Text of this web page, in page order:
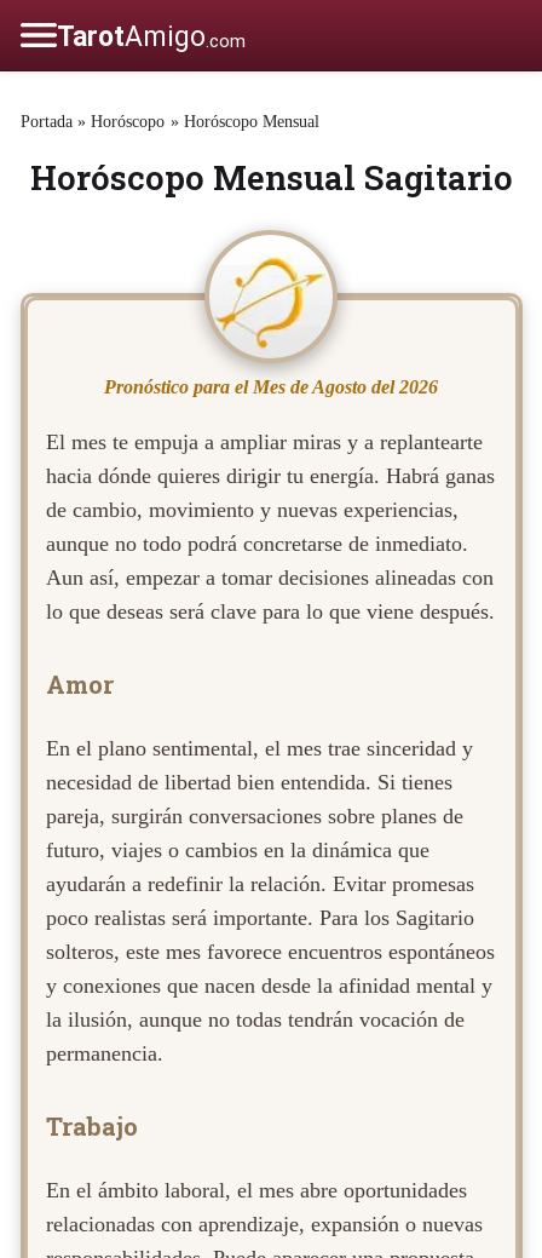
Portada » Horóscopo » Horóscopo Mensual
Horóscopo Mensual Sagitario
Pronóstico para el Mes de Agosto del 2026
El mes te empuja a ampliar miras y a replantearte
hacia dónde quieres dirigir tu energía. Habrá ganas
de cambio, movimiento y nuevas experiencias,
aunque no todo podrá concretarse de inmediato.
Aun así, empezar a tomar decisiones alineadas con
lo que deseas será clave para lo que viene después.
Amor
En el plano sentimental, el mes trae sinceridad y
necesidad de libertad bien entendida. Si tienes
pareja, surgirán conversaciones sobre planes de
futuro, viajes o cambios en la dinámica que
ayudarán a redefinir la relación. Evitar promesas
poco realistas será importante. Para los Sagitario
solteros, este mes favorece encuentros espontáneos
y conexiones que nacen desde la afinidad mental y
la ilusión, aunque no todas tendrán vocación de
permanencia.
Trabajo
En el ámbito laboral, el mes abre oportunidades
relacionadas con aprendizaje, expansión o nuevas